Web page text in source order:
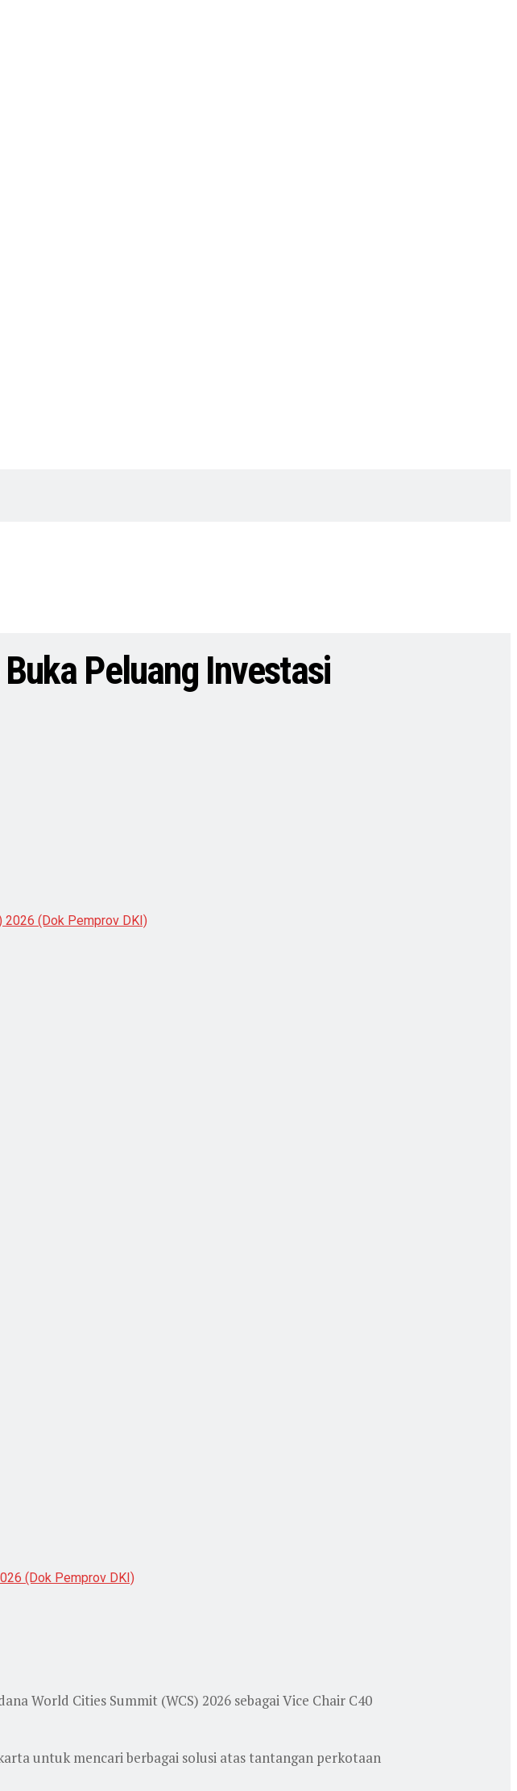
Peluang Investasi
(Dok Pemprov DKI)
World Cities Summit (WCS) 2026 sebagai Vice Chair C40
untuk mencari berbagai solusi atas tantangan perkotaan